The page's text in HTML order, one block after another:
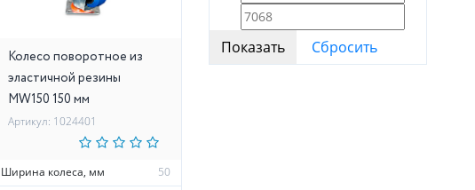
Колесо поворотное из
эластичной резины
MW150 150 мм
Артикул: 1024401
Ширина колеса, мм
50